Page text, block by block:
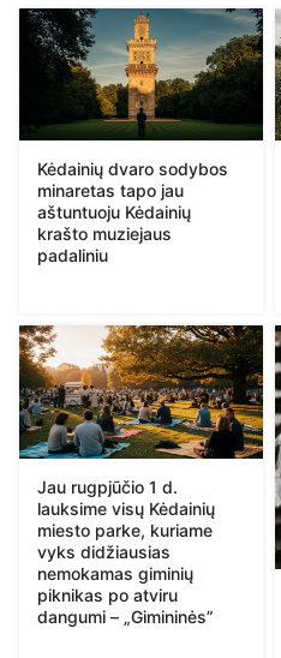
Kėdainių dvaro sodybos
minaretas tapo jau
aštuntuoju Kėdainių
krašto muziejaus
padaliniu
Jau rugpjūčio 1 d.
lauksime visų Kėdainių
miesto parke, kuriame
vyks didžiausias
nemokamas giminių
piknikas po atviru
dangumi – „Gimininės”